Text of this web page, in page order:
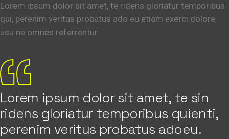
Lorem ipsum dolor sit amet, te ridens gloriatur temporibus
qui, perenim veritus probatus ado eu etiam exerci dolore,
usu ne omnes referrentur.
Lorem ipsum dolor sit amet, te sin
ridens gloriatur temporibus quienti,
perenim veritus probatus adoeu.